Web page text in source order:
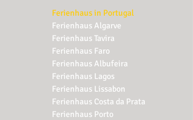
Ferienhaus in Portugal
Ferienhaus Algarve
FerienhausTavira
Ferienhaus Faro
FerienhausAlbufeira
Ferienhaus Lagos
Ferienhaus Lissabon
Ferienhaus Costa da Prata
Ferienhaus Porto